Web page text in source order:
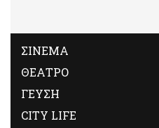
ΣΙΝΕΜΑ
ΘΕΑΤΡΟ
ΓΕΥΣΗ
CITY LIFE